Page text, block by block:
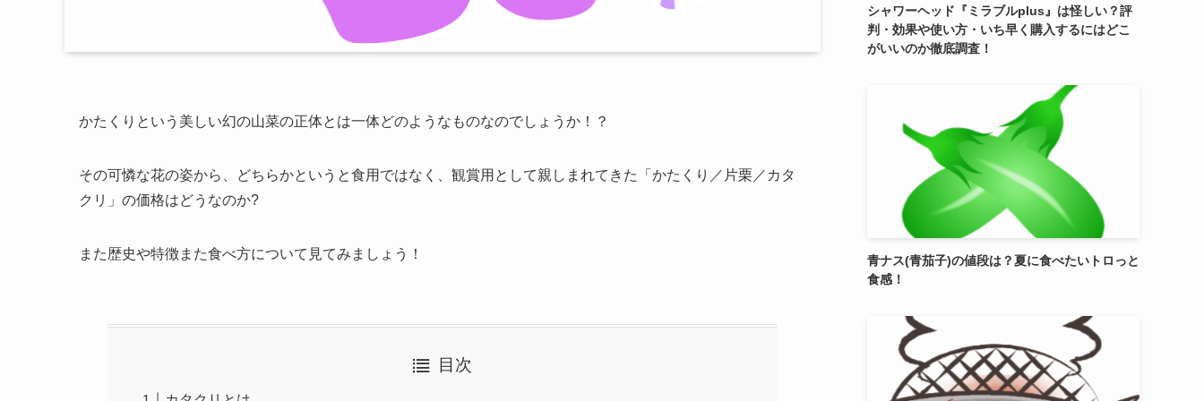
かたくりという美しい幻の山菜の正体とは一体どのようなものなのでしょうか！？
その可憐な花の姿から、どちらかというと食用ではなく、観賞用として親しまれてきた「かたくり／片栗／カタ
クリ」の価格はどうなのか?
また歴史や特徴また食べ方について見てみましょう！
目次
シャワーヘッド『ミラブルplus』は怪しい？評
判・効果や使い方・いち早く購入するにはどこ
がいいのか徹底調査！
青ナス(青茄子)の値段は？夏に食べたいトロっと
食感！